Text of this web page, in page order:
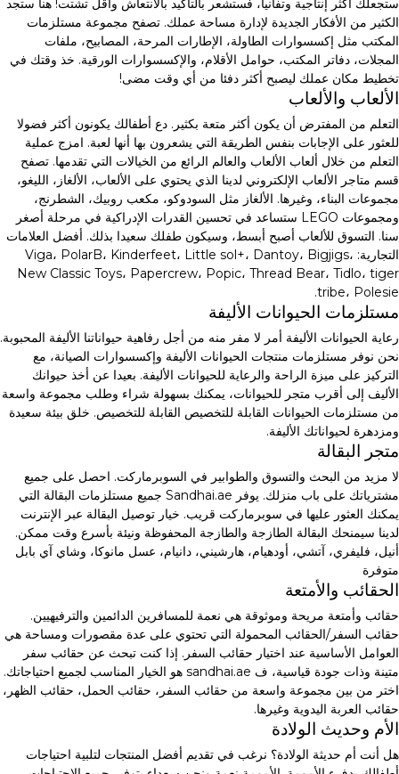
ستجعلك أكثر إنتاجية وتفانيا، فستشعر بالتأكيد بالانتعاش وأقل تشتت! هنا ستجد
الكثير من الأفكار الجديدة لإدارة مساحة عملك. تصفح مجموعة مستلزمات
المكتب مثل إكسسوارات الطاولة، الإطارات المرحة، المصابيح، ملفات
المجلات، دفاتر المكتب، حوامل الأقلام، والإكسسوارات الورقية. خذ وقتك في
تخطيط مكان عملك ليصبح أكثر دفئا من أي وقت مضى!
الألعاب والألعاب
التعلم من المفترض أن يكون أكثر متعة بكثير. دع أطفالك يكونون أكثر فضولا
للعثور على الإجابات بنفس الطريقة التي يشعرون بها أنها لعبة. امزج عملية
التعلم من خلال ألعاب الألعاب والعالم الرائع من الخيالات التي تقدمها. تصفح
قسم متاجر الألعاب الإلكتروني لدينا الذي يحتوي على الألعاب، الألغاز، الليغو،
مجموعات البناء، وغيرها. الألغاز مثل السودوكو، مكعب روبيك، الشطرنج،
ومجموعات LEGO ستساعد في تحسين القدرات الإدراكية في مرحلة أصغر
سنا. التسوق للألعاب أصبح أبسط، وسيكون طفلك سعيدا بذلك. أفضل العلامات
التجارية: Viga، PolarB، Kinderfeet، Little sol+، Dantoy، Bigjigs،
New Classic Toys، Papercrew، Popic، Thread Bear، Tidlo، tiger
tribe، Polesie.
مستلزمات الحيوانات الأليفة
رعاية الحيوانات الأليفة أمر لا مفر منه من أجل رفاهية حيواناتنا الأليفة المحبوبة.
نحن نوفر مستلزمات منتجات الحيوانات الأليفة وإكسسوارات الصيانة، مع
التركيز على ميزة الراحة والرعاية للحيوانات الأليفة. بعيدا عن أخذ حيوانك
الأليف إلى أقرب متجر للحيوانات، يمكنك بسهولة شراء وطلب مجموعة واسعة
من مستلزمات الحيوانات القابلة للتخصيص القابلة للتخصيص. خلق بيئة سعيدة
ومزدهرة لحيواناتك الأليفة.
متجر البقالة
لا مزيد من البحث والتسوق والطوابير في السوبرماركت. احصل على جميع
مشترياتك على باب منزلك. يوفر Sandhai.ae جميع مستلزمات البقالة التي
يمكنك العثور عليها في سوبرماركت قريب. خيار توصيل البقالة عبر الإنترنت
لدينا سيمنحك البقالة الطازجة والطازجة المحفوظة ونيئة بأسرع وقت ممكن.
أنيل، فليفري، آتشي، أودهيام، هارشيني، دانيام، عسل مانوكا، وشاي آي بابل
متوفرة
الحقائب والأمتعة
حقائب وأمتعة مريحة وموثوقة هي نعمة للمسافرين الدائمين والترفيهيين.
حقائب السفر/الحقائب المحمولة التي تحتوي على عدة مقصورات ومساحة هي
العوامل الأساسية عند اختيار حقائب السفر. إذا كنت تبحث عن حقائب سفر
متينة وذات جودة قياسية، ف sandhai.ae هو الخيار المناسب لجميع احتياجاتك.
اختر من بين مجموعة واسعة من حقائب السفر، حقائب الحمل، حقائب الظهر،
حقائب العربة اليدوية وغيرها.
الأم وحديث الولادة
هل أنت أم حديثة الولادة؟ نرغب في تقديم أفضل المنتجات لتلبية احتياجات